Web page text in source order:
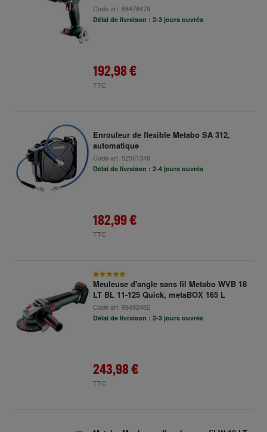
Code art. 68478479
Délai de livraison : 2-3 jours ouvrés
192,98 €
TTC
Enrouleur de flexible Metabo SA 312,
automatique
Code art. 52501348
Délai de livraison : 2-4 jours ouvrés
182,99 €
TTC
Meuleuse d'angle sans fil Metabo WVB 18
LT BL 11-125 Quick, metaBOX 165 L
Code art. 98492482
Délai de livraison : 2-3 jours ouvrés
243,98 €
TTC